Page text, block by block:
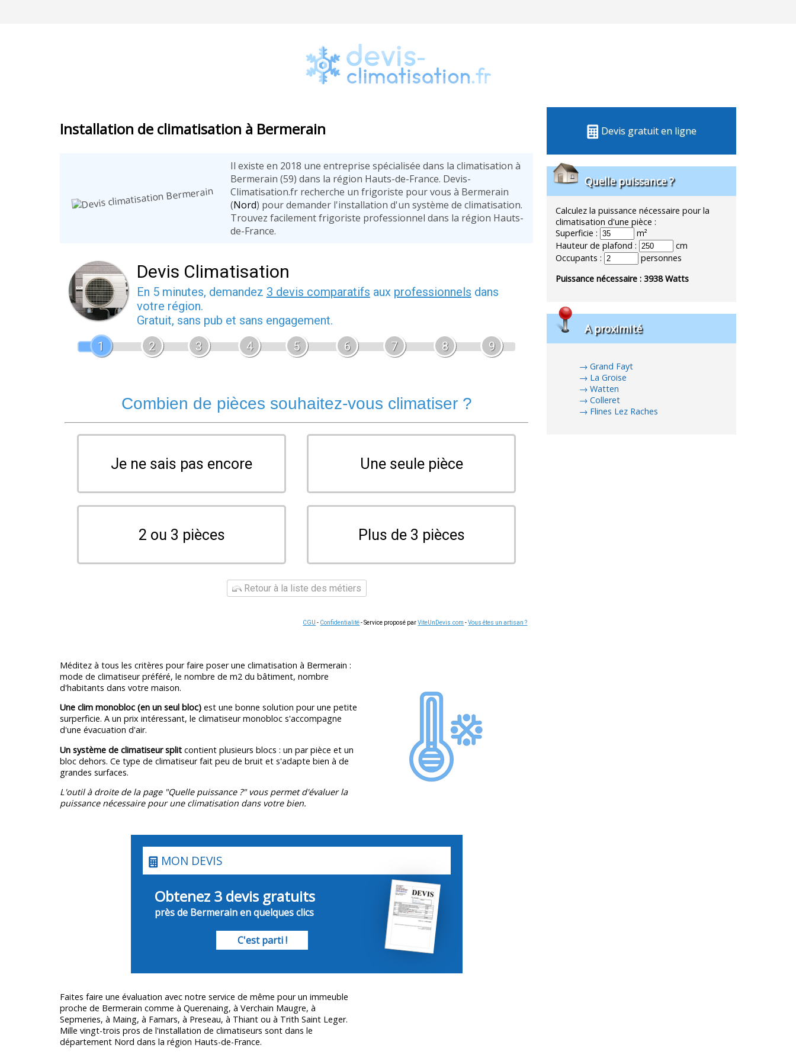
Installation de climatisation à Bermerain
Il existe en 2018 une entreprise spécialisée dans la climatisation à
Bermerain (59) dans la région Hauts-de-France. Devis-
Climatisation.fr recherche un frigoriste pour vous à Bermerain
(Nord) pour demander l'installation d'un système de climatisation.
Trouvez facilement frigoriste professionnel dans la région Hauts-
de-France.
Devis Climatisation
En 5 minutes, demandez 3 devis comparatifs aux professionnels dans
votre région.
Gratuit, sans pub et sans engagement.
1
2 3 4 5 6 7 8 9
Combien de pièces souhaitez-vous climatiser ?
Je ne sais pas encore Une seule pièce
2 ou 3 pièces Plus de 3 pièces
Retour à la liste des métiers
CGU - Confidentialité- Service proposé parViteUnDevis.com -Vous êtes un artisan ?
Méditez à tous les critères pour faire poser une climatisation à Bermerain :
mode de climatiseur préféré, le nombre de m2 du bâtiment, nombre
d'habitants dans votre maison.
Une clim monobloc (en un seul bloc)est une bonne solution pour une petite
surperficie. A un prix intéressant, le climatiseur monobloc s'accompagne
d'une évacuation d'air.
Un système de climatiseur splitcontient plusieurs blocs : un par pièce et un
bloc dehors. Ce type de climatiseur fait peu de bruit et s'adapte bien à de
grandes surfaces.
L'outil à droite de la page "Quelle puissance ?" vous permet d'évaluer la
puissance nécessaire pour une climatisation dans votre bien.
MON DEVIS
Obtenez 3 devis gratuits
près de Bermerain en quelques clics
C'est parti !
Faites faire une évaluation avec notre service de même pour un immeuble
proche de Bermerain comme à Querenaing, à Verchain Maugre, à
Sepmeries, à Maing, à Famars, à Preseau, à Thiant ou à Trith Saint Leger.
Mille vingt-trois pros de l'installation de climatiseurs sont dans le
département Nord dans la région Hauts-de-France.
Devis gratuit en ligne
Quelle puissance ?
Calculez la puissance nécessaire pour la
climatisation d'une pièce :
Superficie :
m²
Hauteur de plafond :
cm
Occupants :
personnes
Puissance nécessaire :3938Watts
A proximité
Grand Fayt
La Groise
Watten
Colleret
Flines Lez Raches